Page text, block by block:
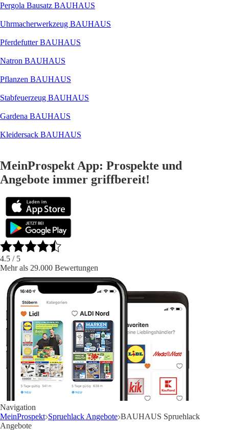
Pergola Bausatz BAUHAUS
Uhrmacherwerkzeug BAUHAUS
Pferdefutter BAUHAUS
Natron BAUHAUS
Pflanzen BAUHAUS
Stabfeuerzeug BAUHAUS
Gardena BAUHAUS
Kleidersack BAUHAUS
MeinProspekt App: Prospekte und
Angebote immer griffbereit!
4.5 / 5
Mehr als 29.000 Bewertungen
Navigation
MeinProspekt Spruehlack Angebote BAUHAUS Spruehlack
Angebote